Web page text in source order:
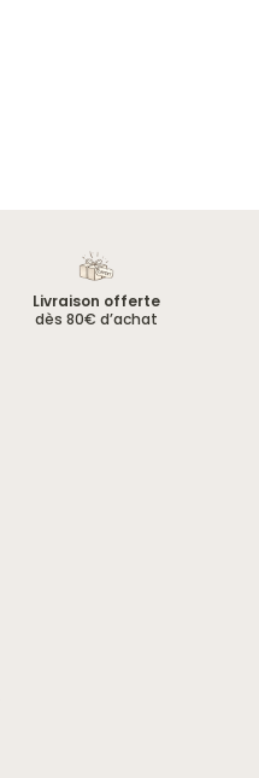
Livraison offerte
dès 80€ d’achat